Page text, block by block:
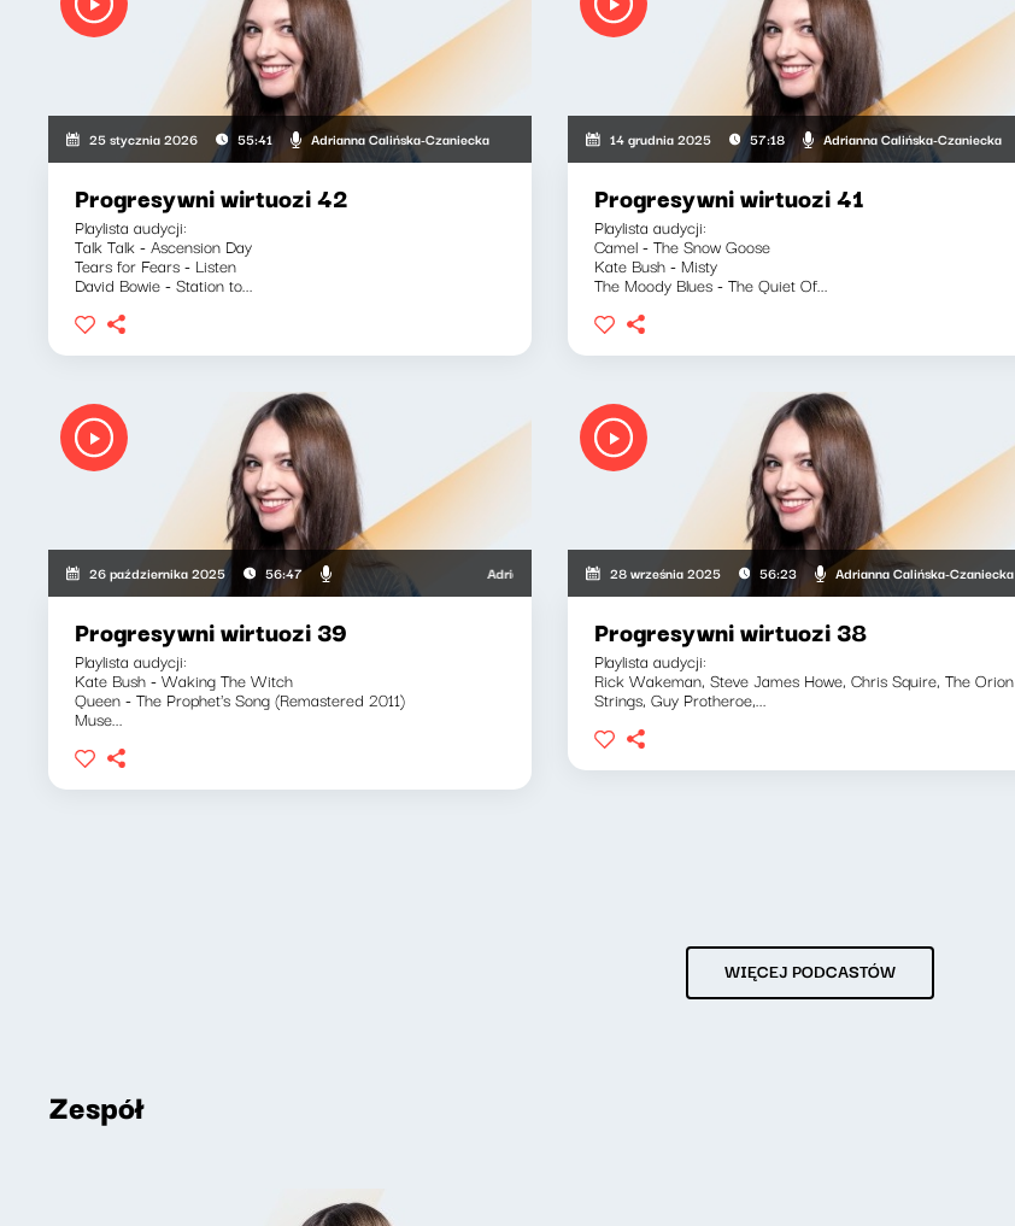
25 stycznia 2026 55:41 Adrianna Calińska-Czaniecka
Progresywni wirtuozi 42
Playlista audycji:
Talk Talk - Ascension Day
Tears for Fears - Listen
David Bowie - Station to...
14 grudnia 2025 57:18 Adrianna Calińska-Czaniecka
Progresywni wirtuozi 41
Playlista audycji:
Camel - The Snow Goose
Kate Bush - Misty
The Moody Blues - The Quiet Of...
26 października 2025 56:47 Adrianna Calińska-Czaniecka
Progresywni wirtuozi 39
Playlista audycji:
Kate Bush - Waking The Witch
Queen - The Prophet's Song (Remastered 2011)
Muse...
28 września 2025 56:23 Adrianna Calińska-Czaniecka
Progresywni wirtuozi 38
Playlista audycji:
Rick Wakeman, Steve James Howe, Chris Squire, The Orion
Strings, Guy Protheroe,...
WIĘCEJ PODCASTÓW
Zespół